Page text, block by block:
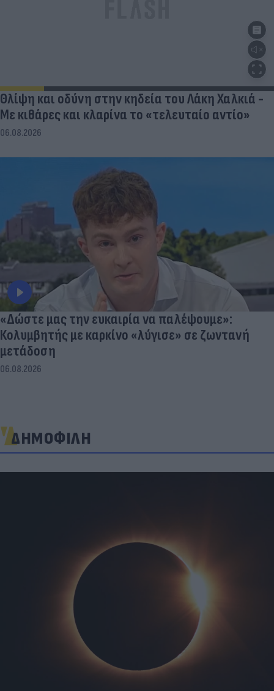
Θλίψη και οδύνη στην κηδεία του Λάκη Χαλκιά -
Με κιθάρες και κλαρίνα το «τελευταίο αντίο»
06.08.2026
«Δώστε μας την ευκαιρία να παλέψουμε»:
Κολυμβητής με καρκίνο «λύγισε» σε ζωντανή
μετάδοση
06.08.2026
ΔΗΜΟΦΙΛΗ